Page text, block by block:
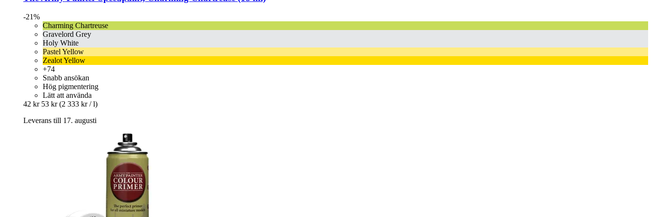
-21%
Charming Chartreuse
Gravelord Grey
Holy White
Pastel Yellow
Zealot Yellow
+74
Snabb ansökan
Hög pigmentering
Lätt att använda
42 kr 53 kr (2 333 kr / l)
Leverans till 17. augusti